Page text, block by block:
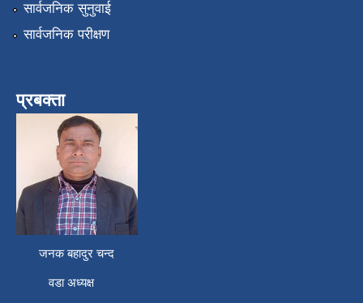
सार्वजनिक सुनुवाई
सार्वजनिक परीक्षण
प्रबक्ता
जनक बहादुर चन्द
वडा अध्यक्ष